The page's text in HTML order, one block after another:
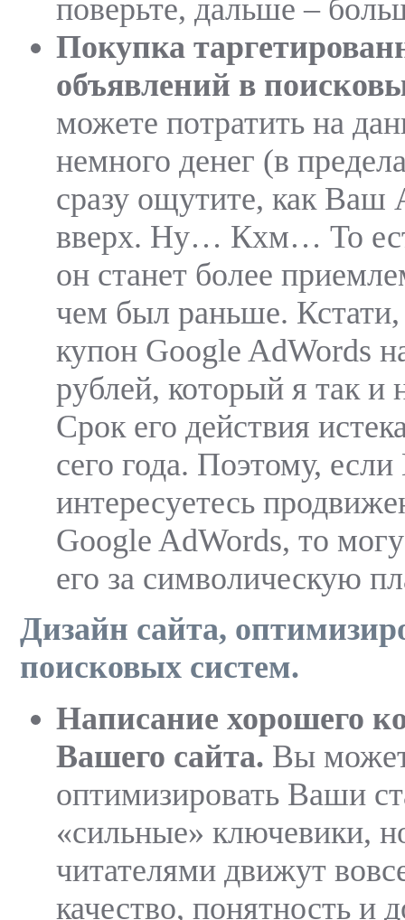
поверьте, дальше –
Покупка
объявлений в
можете потратить на
немного денег (в
сразу ощутите, как Ваш
вверх. Ну… Кхм… То
он станет более
чем был раньше. Кстати,
купон Google AdWords
рублей, который я так и
Срок его действия
сего года. Поэтому,
интересуетесь
Google AdWords, то
его за символическую
Дизайн сайта,
поисковых систем.
Написание хорошего
Вашего сайта. Вы
оптимизировать Ваши
«сильные» ключевики,
читателями движут
качество, понятность и